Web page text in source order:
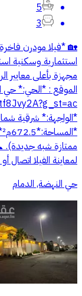
5
3
🏡 *فيلا مودرن
استثمارية وسكنية
مجهزة بأعلى معايير
الموقع : *الحي:* حي
ممتازة شبه جديدة).
لمعاينة الفيلا اتصال
حي النهضة, الدمام